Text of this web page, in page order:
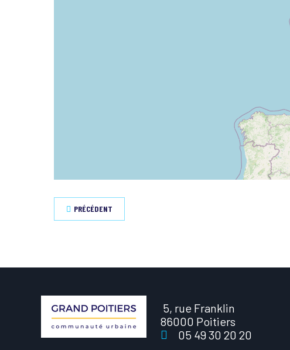
PRÉCÉDENT
5, rue Franklin
86000 Poitiers
05 49 30 20 20